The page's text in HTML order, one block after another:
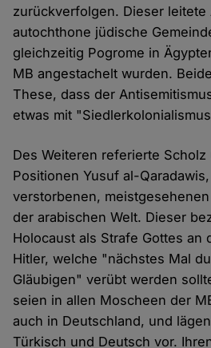
zurückverfolgen. Dieser leitete
autochthone jüdische
gleichzeitig Pogrome in
MB angestachelt wurden.
These, dass der
etwas mit
Des Weiteren referierte
Positionen Yusuf al-
verstorbenen,
der arabischen Welt. Dieser
Holocaust als Strafe Gottes an
Hitler, welche "nächstes Mal
Gläubigen" verübt werden
seien in allen Moscheen der
auch in Deutschland, und
Türkisch und Deutsch vor.